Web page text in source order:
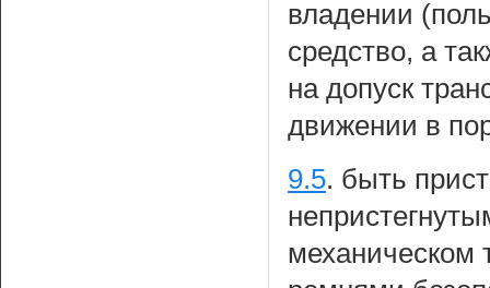
владении
средство, а
на допуск
движении в
9.5. быть
механическом